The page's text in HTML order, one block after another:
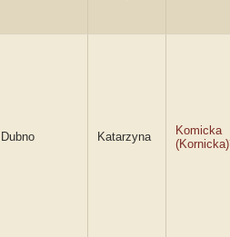
Dubno Katarzyna
Komicka